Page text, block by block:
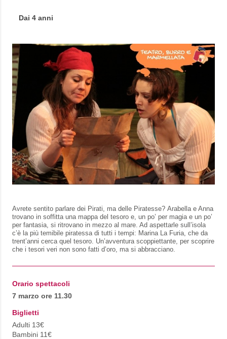
Dai 4 anni
Avrete sentito parlare dei Pirati, ma delle Piratesse? Arabella e Anna
trovano in soffitta una mappa del tesoro e, un po’ per magia e un po’
per fantasia, si ritrovano in mezzo al mare. Ad aspettarle sull’isola
c’è la più temibile piratessa di tutti i tempi: Marina La Furia, che da
trent’anni cerca quel tesoro. Un’avventura scoppiettante, per scoprire
che i tesori veri non sono fatti d’oro, ma si abbracciano.
Orario spettacoli
7 marzo ore 11.30
Biglietti
Adulti 13€
Bambini 11€